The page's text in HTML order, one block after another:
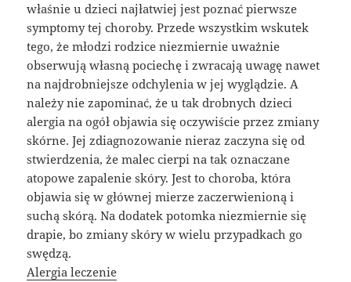
właśnie u dzieci najłatwiej jest poznać pierwsze
symptomy tej choroby. Przede wszystkim wskutek
tego, że młodzi rodzice niezmiernie uważnie
obserwują własną pociechę i zwracają uwagę nawet
na najdrobniejsze odchylenia w jej wyglądzie. A
należy nie zapominać, że u tak drobnych dzieci
alergia na ogół objawia się oczywiście przez zmiany
skórne. Jej zdiagnozowanie nieraz zaczyna się od
stwierdzenia, że malec cierpi na tak oznaczane
atopowe zapalenie skóry. Jest to choroba, która
objawia się w głównej mierze zaczerwienioną i
suchą skórą. Na dodatek potomka niezmiernie się
drapie, bo zmiany skóry w wielu przypadkach go
swędzą.
Alergia leczenie